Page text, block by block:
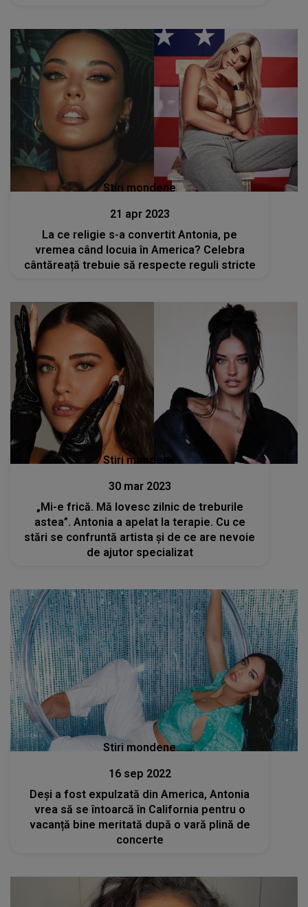
Stiri mondene
21 apr 2023
La ce religie s-a convertit Antonia, pe
vremea când locuia în America? Celebra
cântăreață trebuie să respecte reguli stricte
Stiri mondene
30 mar 2023
„Mi-e frică. Mă lovesc zilnic de treburile
astea”. Antonia a apelat la terapie. Cu ce
stări se confruntă artista și de ce are nevoie
de ajutor specializat
Stiri mondene
16 sep 2022
Deși a fost expulzată din America, Antonia
vrea să se întoarcă în California pentru o
vacanță bine meritată după o vară plină de
concerte